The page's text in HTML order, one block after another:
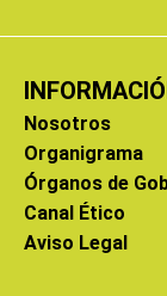
Nosotros
Organigrama
Órganos de
Canal Ético
Aviso Legal